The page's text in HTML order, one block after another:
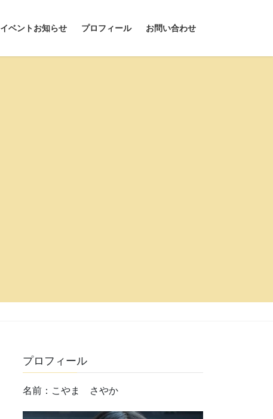
イベントお知らせ プロフィール お問い合わせ
プロフィール
名前：こやま さやか